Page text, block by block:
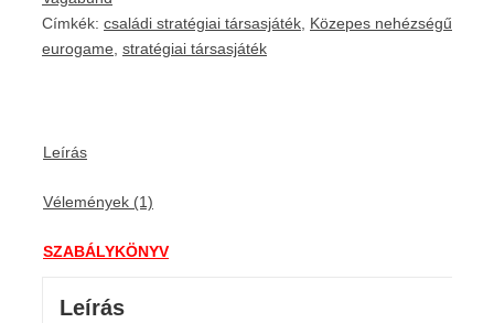
Címkék: családi stratégiai társasjáték Közepes nehézségű
eurogame stratégiai társasjáték
Leírás
Vélemények (1)
SZABÁLYKÖNYV
Leírás